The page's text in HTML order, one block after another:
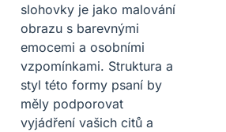
slohovky je jako malování
obrazu s barevnými
emocemi a osobními
vzpomínkami. Struktura a
styl této formy psaní by
měly podporovat
vyjádření vašich citů a